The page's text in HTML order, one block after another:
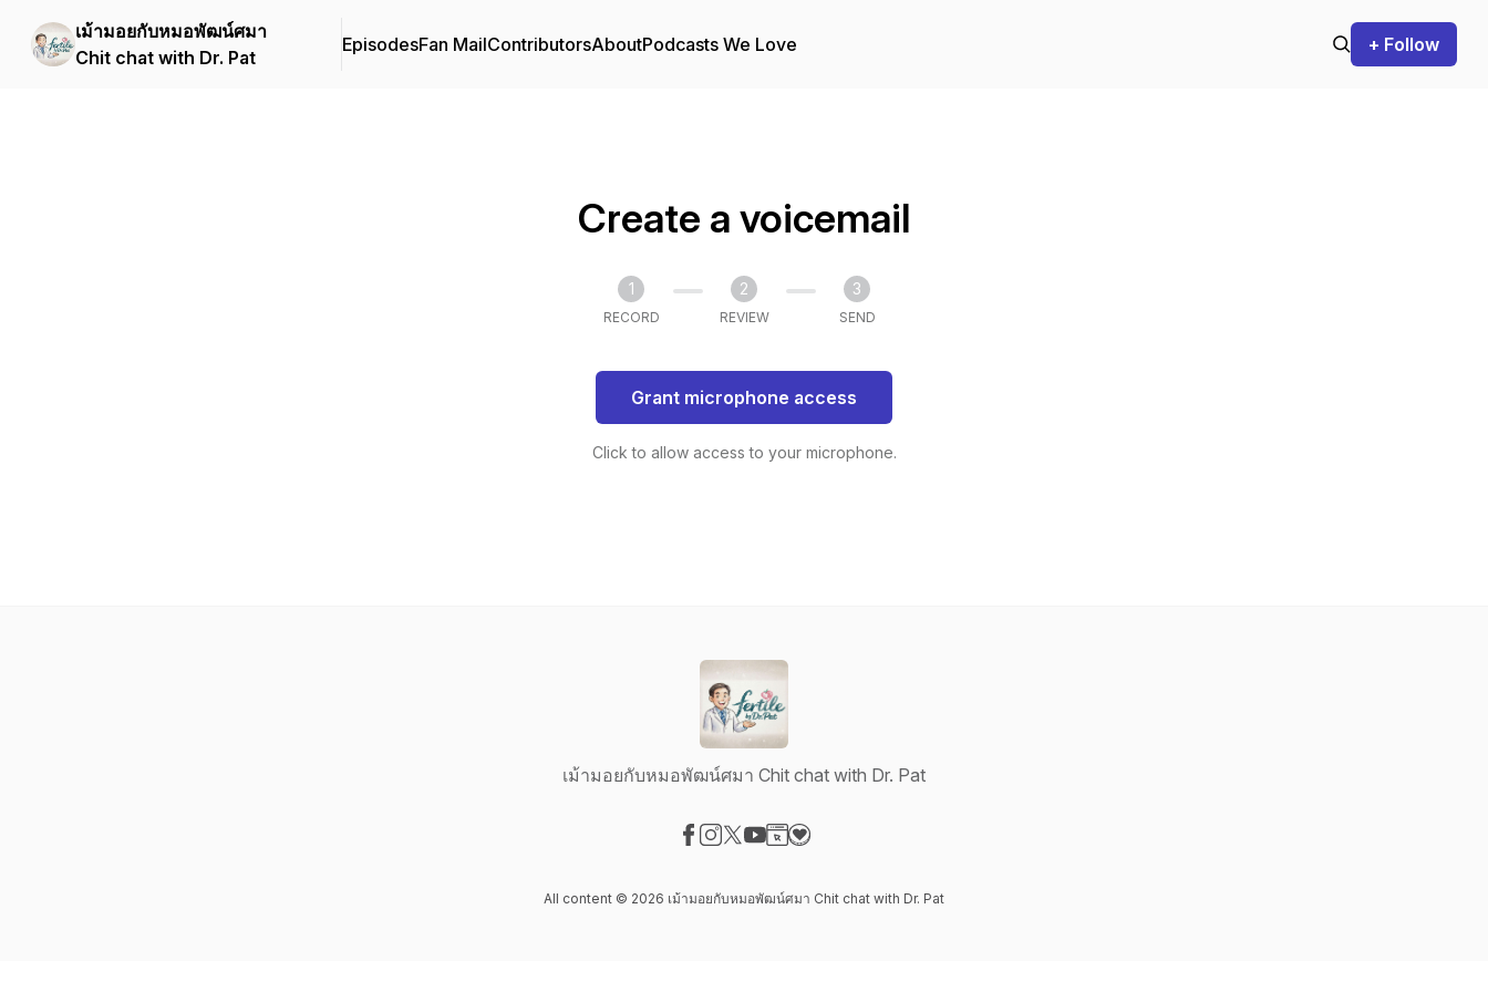
เม้ามอยกับหมอพัฒน์ศมา
Chit chat with Dr. Pat
EpisodesFan MailContributorsAboutPodcasts We Love + Follow
Create a voicemail
1
RECORD
2
REVIEW
3
SEND
Grant microphone access
Click to allow access to your microphone.
เม้ามอยกับหมอพัฒน์ศมา Chit chat with Dr. Pat
All content © 2026 เม้ามอยกับหมอพัฒน์ศมา Chit chat with Dr. Pat